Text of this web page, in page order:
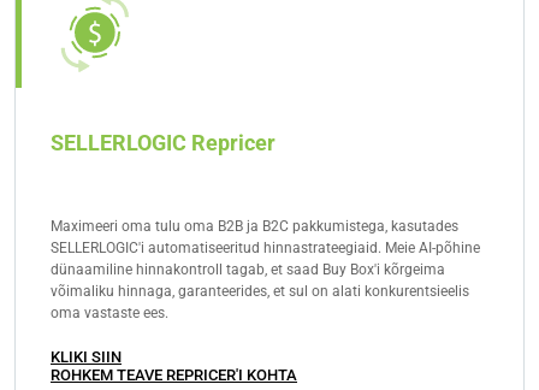
SELLERLOGIC Repricer
Maximeeri oma tulu oma B2B ja B2C pakkumistega, kasutades
SELLERLOGIC'i automatiseeritud hinnastrateegiaid. Meie AI-põhine
dünaamiline hinnakontroll tagab, et saad Buy Box'i kõrgeima
võimaliku hinnaga, garanteerides, et sul on alati konkurentsieelis
oma vastaste ees.
KLIKI SIIN
ROHKEM TEAVE REPRICER'I KOHTA